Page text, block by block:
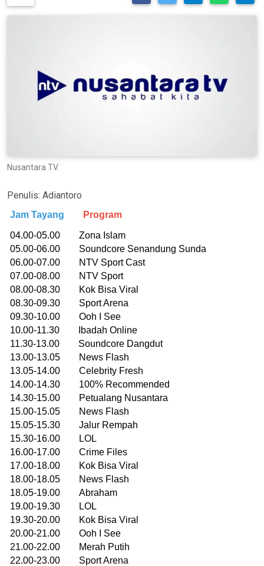
Nusantara TV.
Penulis: Adiantoro
Jam Tayang Program
04.00-05.00 Zona Islam
05.00-06.00 Soundcore Senandung Sunda
06.00-07.00 NTV Sport Cast
07.00-08.00 NTV Sport
08.00-08.30 Kok Bisa Viral
08.30-09.30 Sport Arena
09.30-10.00 Ooh I See
10.00-11.30 Ibadah Online
11.30-13.00 Soundcore Dangdut
13.00-13.05 News Flash
13.05-14.00 Celebrity Fresh
14.00-14.30 100% Recommended
14.30-15.00 Petualang Nusantara
15.00-15.05 News Flash
15.05-15.30 Jalur Rempah
15.30-16.00 LOL
16.00-17.00 Crime Files
17.00-18.00 Kok Bisa Viral
18.00-18.05 News Flash
18.05-19.00 Abraham
19.00-19.30 LOL
19.30-20.00 Kok Bisa Viral
20.00-21.00 Ooh I See
21.00-22.00 Merah Putih
22.00-23.00 Sport Arena